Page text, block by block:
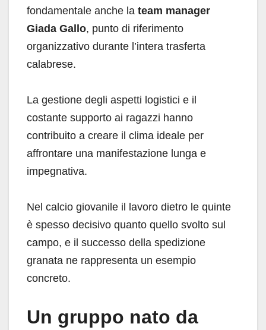
fondamentale anche la team manager
Giada Gallo, punto di riferimento
organizzativo durante l’intera trasferta
calabrese.
La gestione degli aspetti logistici e il
costante supporto ai ragazzi hanno
contribuito a creare il clima ideale per
affrontare una manifestazione lunga e
impegnativa.
Nel calcio giovanile il lavoro dietro le quinte
è spesso decisivo quanto quello svolto sul
campo, e il successo della spedizione
granata ne rappresenta un esempio
concreto.
Un gruppo nato da